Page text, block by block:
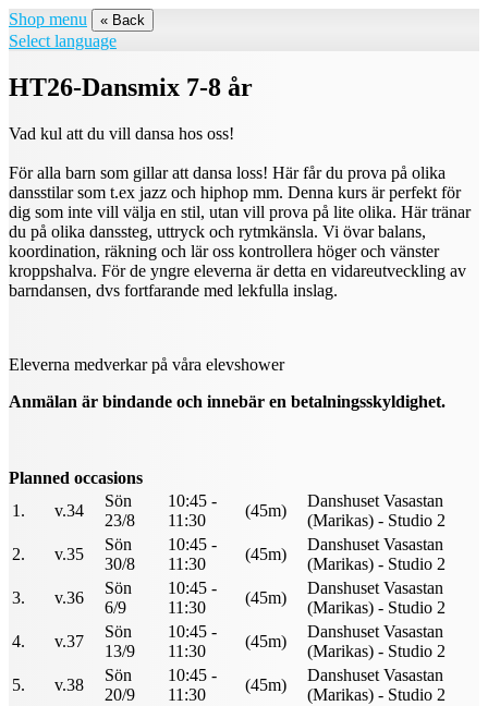
Shop menu « Back
Select language
HT26-Dansmix 7-8 år
Vad kul att du vill dansa hos oss!
För alla barn som gillar att dansa loss! Här får du prova på olika
dansstilar som t.ex jazz och hiphop mm. Denna kurs är perfekt för
dig som inte vill välja en stil, utan vill prova på lite olika. Här tränar
du på olika danssteg, uttryck och rytmkänsla. Vi övar balans,
koordination, räkning och lär oss kontrollera höger och vänster
kroppshalva. För de yngre eleverna är detta en vidareutveckling av
barndansen, dvs fortfarande med lekfulla inslag.
Eleverna medverkar på våra elevshower
Anmälan är bindande och innebär en betalningsskyldighet.
Planned occasions
1.
v.34
Sön
23/8
10:45 -
11:30
(45m)
Danshuset Vasastan
(Marikas) - Studio 2
2.
v.35
Sön
30/8
10:45 -
11:30
(45m)
Danshuset Vasastan
(Marikas) - Studio 2
3.
v.36
Sön
6/9
10:45 -
11:30
(45m)
Danshuset Vasastan
(Marikas) - Studio 2
4.
v.37
Sön
13/9
10:45 -
11:30
(45m)
Danshuset Vasastan
(Marikas) - Studio 2
5.
v.38
Sön
20/9
10:45 -
11:30
(45m)
Danshuset Vasastan
(Marikas) - Studio 2